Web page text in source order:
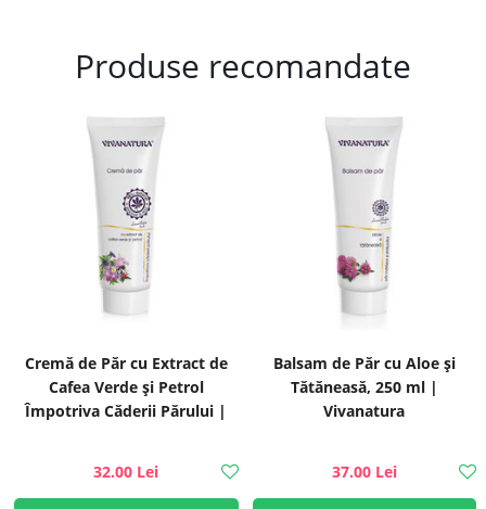
Produse recomandate
Cremă de Păr cu Extract de
Cafea Verde și Petrol
Împotriva Căderii Părului |
32.00 Lei
Balsam de Păr cu Aloe și
Tătăneasă, 250 ml |
Vivanatura
37.00 Lei